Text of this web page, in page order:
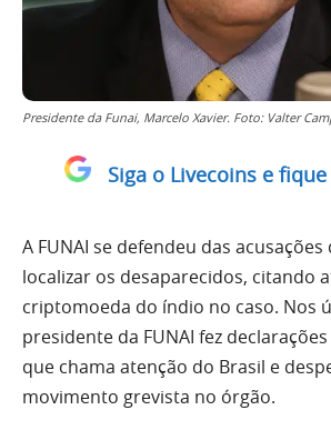
Presidente da Funai, Marcelo Xavier. Foto: Valter
Siga o Livecoins e
A FUNAI se defendeu das
localizar os desaparecidos, citando
criptomoeda do índio no caso. Nos
presidente da FUNAI fez
que chama atenção do Brasil e
movimento grevista no órgão.